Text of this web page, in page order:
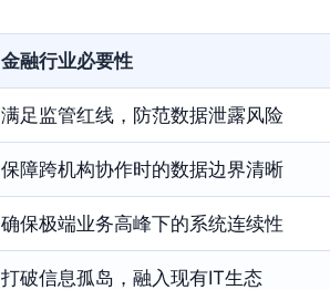
金融行业必要性
满足监管红线，防范数据泄露风险
保障跨机构协作时的数据边界清晰
确保极端业务高峰下的系统连续性
打破信息孤岛，融入现有IT生态